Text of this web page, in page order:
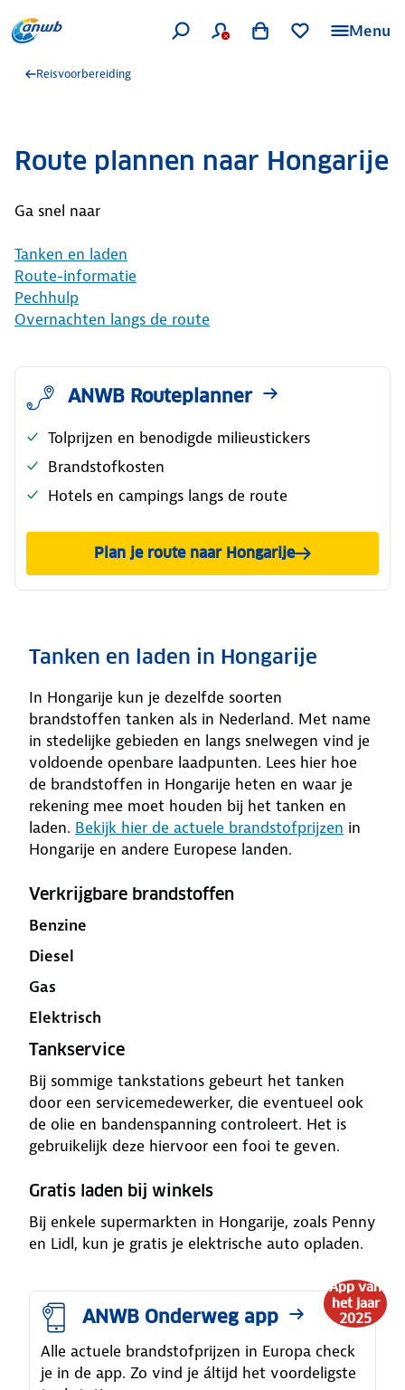
Menu
Reisvoorbereiding
Route plannen naar Hongarije
Ga snel naar
Tanken en laden
Route-informatie
Pechhulp
Overnachten langs de route
ANWB Routeplanner
Tolprijzen en benodigde milieustickers
Brandstofkosten
Hotels en campings langs de route
Plan je route naar Hongarije
Tanken en laden in Hongarije
In Hongarije kun je dezelfde soorten
brandstoffen tanken als in Nederland. Met name
in stedelijke gebieden en langs snelwegen vind je
voldoende openbare laadpunten. Lees hier hoe
de brandstoffen in Hongarije heten en waar je
rekening mee moet houden bij het tanken en
laden. Bekijk hier de actuele brandstofprijzen in
Hongarije en andere Europese landen.
Verkrijgbare brandstoffen
Benzine
Diesel
Gas
Elektrisch
Tankservice
Bij sommige tankstations gebeurt het tanken
door een servicemedewerker, die eventueel ook
de olie en bandenspanning controleert. Het is
gebruikelijk deze hiervoor een fooi te geven.
Gratis laden bij winkels
Bij enkele supermarkten in Hongarije, zoals Penny
en Lidl, kun je gratis je elektrische auto opladen.
App van
het jaar
2025
ANWB Onderweg app
Alle actuele brandstofprijzen in Europa check
je in de app. Zo vind je áltijd het voordeligste